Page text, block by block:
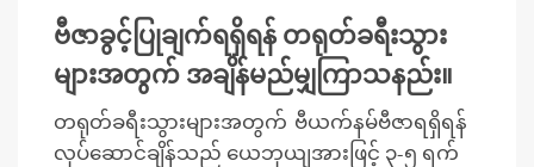
ဗီဇာခွင့်ပြုချက်ရရှိရန် တရုတ်ခရီးသွား
များအတွက် အချိန်မည်မျှကြာသနည်း။
တရုတ်ခရီးသွားများအတွက် ဗီယက်နမ်ဗီဇာရရှိရန်
လုပ်ဆောင်ချိန်သည် ယေဘုယျအားဖြင့် ၃-၅ ရက်